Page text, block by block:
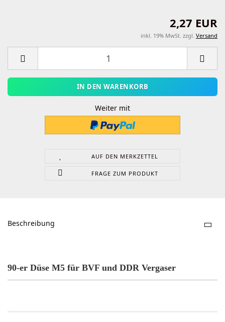
2,27 EUR
inkl. 19% MwSt. zzgl. Versand
Weiter mit
AUF DEN MERKZETTEL
FRAGE ZUM PRODUKT
Beschreibung
90-er Düse M5 für BVF und DDR Vergaser